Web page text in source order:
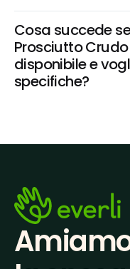
Cosa succede
Prosciutto
disponibile e
specifiche?